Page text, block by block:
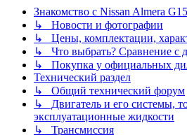
Знакомство с Nissan Almera G15
↳ Новости и фотографии
↳ Цены, комплектации,
↳ Что выбрать? Сравнение с
↳ Покупка у официальных
Технический раздел
↳ Общий технический форум
↳ Двигатель и его системы,
эксплуатационные жидкости
↳ Трансмиссия